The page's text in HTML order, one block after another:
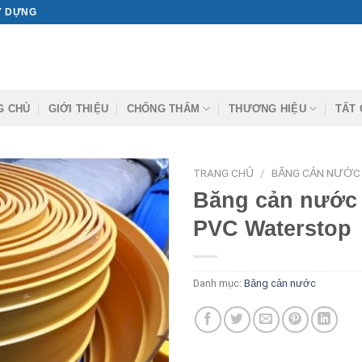
DỰNG
CHỦ GIỚI THIỆU CHỐNG THẤM THƯƠNG HIỆU TẤT
TRANG CHỦ / BĂNG CẢN NƯỚC
Băng cản nước
PVC Waterstop
Danh mục: Băng cản nước